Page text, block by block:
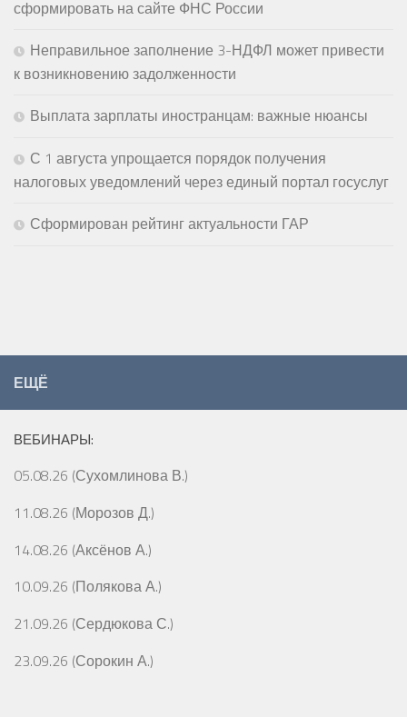
сформировать на сайте ФНС России
Неправильное заполнение 3-НДФЛ может привести
к возникновению задолженности
Выплата зарплаты иностранцам: важные нюансы
С 1 августа упрощается порядок получения
налоговых уведомлений через единый портал госуслуг
Сформирован рейтинг актуальности ГАР
ЕЩЁ
ВЕБИНАРЫ:
05.08.26 (Сухомлинова В.)
11.08.26 (Морозов Д.)
14.08.26 (Аксёнов А.)
10.09.26 (Полякова А.)
21.09.26 (Сердюкова С.)
23.09.26 (Сорокин А.)